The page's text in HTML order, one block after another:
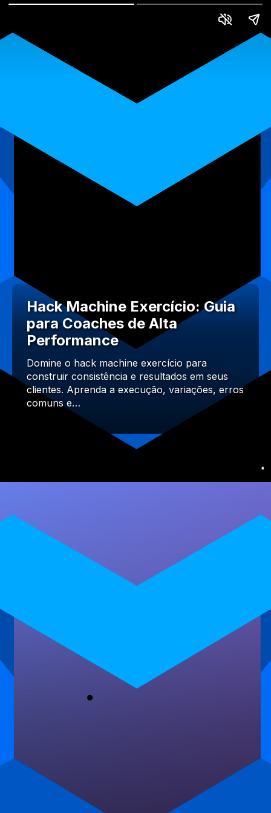
Hack Machine Exercício: Guia
para Coaches de Alta
Performance
Domine o hack machine exercício para
construir consistência e resultados em seus
clientes. Aprenda a execução, variações, erros
comuns e…